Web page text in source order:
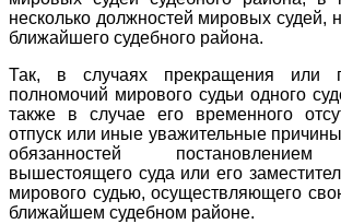
несколько должностей мировых судей,
ближайшего судебного района.
Так, в случаях прекращения или
полномочий мирового судьи одного
также в случае его временного
отпуск или иные уважительные
обязанностей постановлением
вышестоящего суда или его
мирового судью, осуществляющего
ближайшем судебном районе.